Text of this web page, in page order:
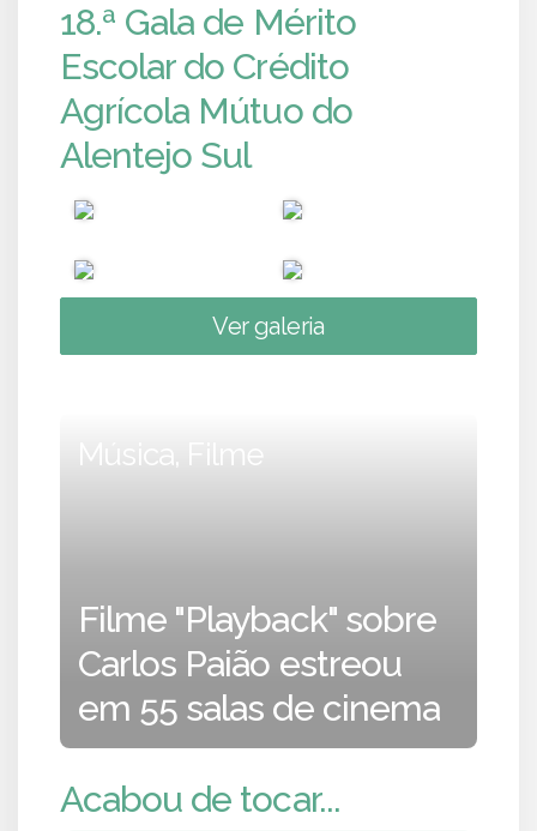
18.ª Gala de Mérito
Escolar do Crédito
Agrícola Mútuo do
Alentejo Sul
Ver galeria
Música, Filme
Filme "Playback" sobre
Carlos Paião estreou
em 55 salas de cinema
Acabou de tocar...